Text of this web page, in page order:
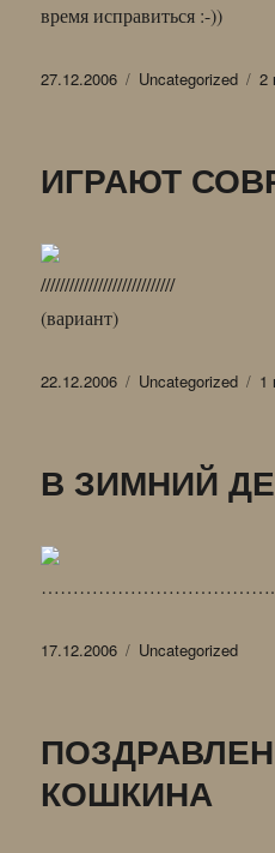
время исправиться :-))
Опубликовано
27.12.2006 Рубрики
Uncategorized 2
ИГРАЮТ
////////////////////////////
(вариант)
Опубликовано
22.12.2006 Рубрики
Uncategorized 1
В ЗИМНИЙ
……………………………….
Опубликовано
17.12.2006 Рубрики
Uncategorized
КОШКИНА